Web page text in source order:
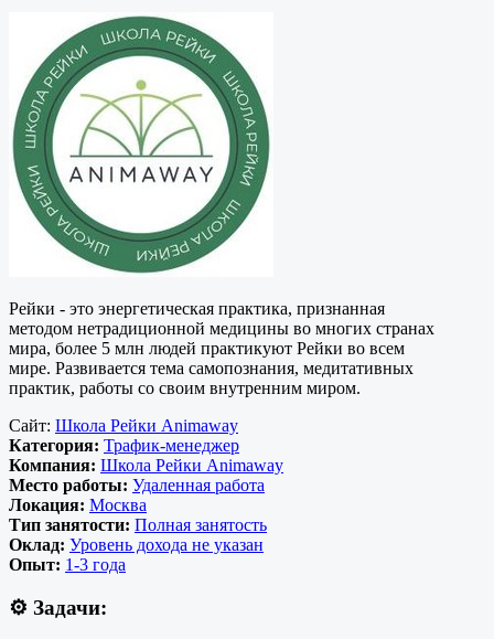
Рейки - это энергетическая практика, признанная
методом нетрадиционной медицины во многих странах
мира, более 5 млн людей практикуют Рейки во всем
мире. Развивается тема самопознания, медитативных
практик, работы со своим внутренним миром.
Сайт: Школа Рейки Animaway
Категория: Трафик-менеджер
Компания: Школа Рейки Animaway
Место работы: Удаленная работа
Локация: Москва
Тип занятости: Полная занятость
Оклад: Уровень дохода не указан
Опыт: 1-3 года
⚙️ Задачи: